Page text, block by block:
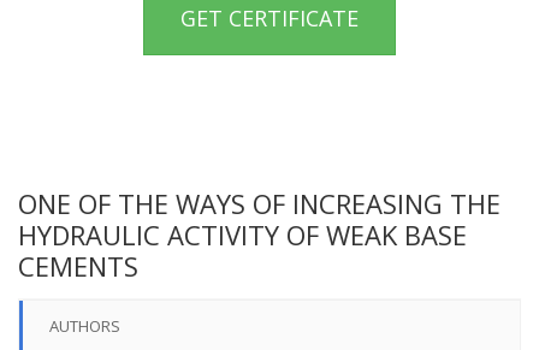
GET CERTIFICATE
ONE OF THE WAYS OF INCREASING THE
HYDRAULIC ACTIVITY OF WEAK BASE
CEMENTS
AUTHORS